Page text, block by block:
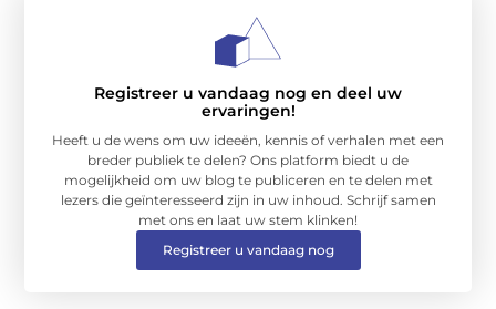
Registreer u vandaag nog en deel uw
ervaringen!
Heeft u de wens om uw ideeën, kennis of verhalen met een
breder publiek te delen? Ons platform biedt u de
mogelijkheid om uw blog te publiceren en te delen met
lezers die geïnteresseerd zijn in uw inhoud. Schrijf samen
met ons en laat uw stem klinken!
Registreer u vandaag nog